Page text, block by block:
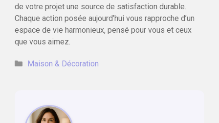
de votre projet une source de satisfaction durable.
Chaque action posée aujourd’hui vous rapproche d’un
espace de vie harmonieux, pensé pour vous et ceux
que vous aimez.
Catégories
Maison & Décoration